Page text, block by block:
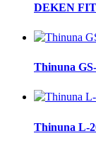
DEKEN
Thinuna
Thinuna L-